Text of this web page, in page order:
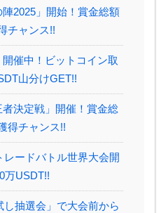
2025」開始！賞金総額
チャンス!!
催中！ビットコイン取
山分けGET!!
決定戦」開催！賞金総
得チャンス!!
レードバトル世界大会開
万USDT!!
し抽選会」で大会前から